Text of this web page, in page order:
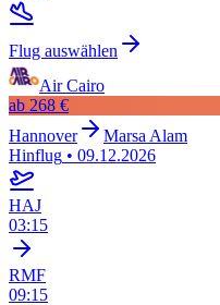
Flug auswählen
Air Cairo
ab 268 €
Hannover
Marsa Alam
Hinflug • 09.12.2026
HAJ
03:15
RMF
09:15